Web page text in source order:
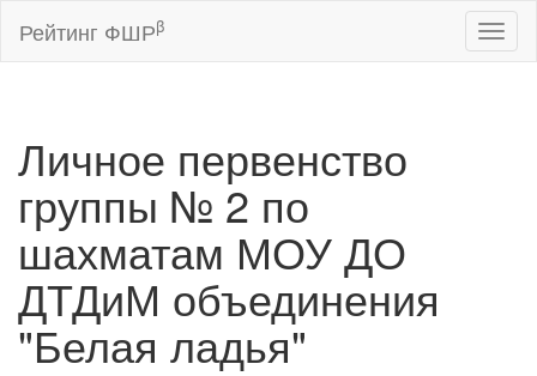
Рейтинг ФШРβ
Личное первенство
группы № 2 по
шахматам МОУ ДО
ДТДиМ объединения
"Белая ладья"